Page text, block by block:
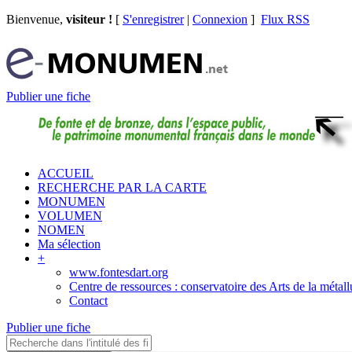
Bienvenue, visiteur ! [ S'enregistrer| Connexion ] Flux RSS
Publier une fiche
ACCUEIL
RECHERCHE PAR LA CARTE
MONUMEN
VOLUMEN
NOMEN
Ma sélection
+
www.fontesdart.org
Centre de ressources : conservatoire des Arts de la
Contact
Publier une fiche